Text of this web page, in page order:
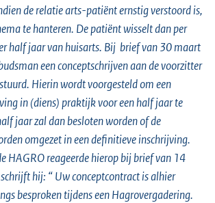
de relatie arts-patiënt ernstig verstoord is,
te hanteren. De patiënt wisselt dan per
half jaar van huisarts. Bij brief van 30 maart
een conceptschrijven aan de voorzitter
Hierin wordt voorgesteld om een
in (diens) praktijk voor een half jaar te
jaar zal dan besloten worden of de
omgezet in een definitieve inschrijving.
HAGRO reageerde hierop bij brief van 14
hij: “ Uw conceptcontract is alhier
besproken tijdens een Hagrovergadering.